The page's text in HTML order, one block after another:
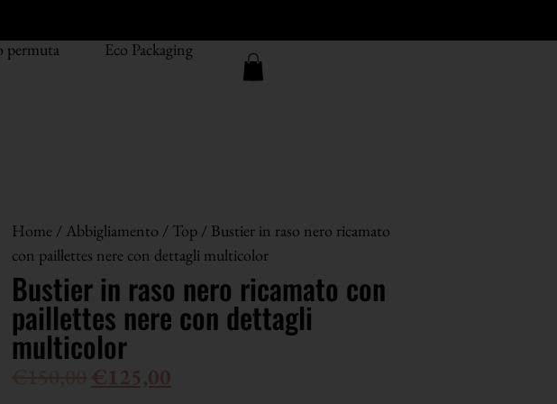
permuta Eco Packaging
Home /Abbigliamento / Top/ Bustier in raso nero ricamato
con paillettes nere con dettagli multicolor
Bustier in raso nero ricamato con
paillettes nere con dettagli
multicolor
€125,00